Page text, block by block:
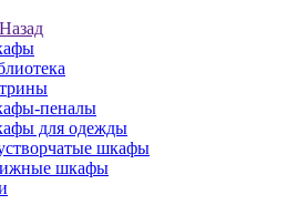
Назад
пеналы
для одежды
шкафы
шкафы